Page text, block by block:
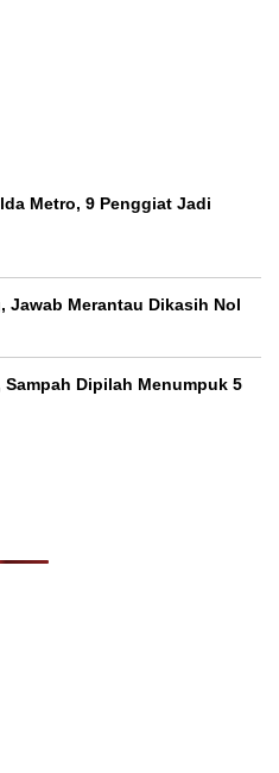
Metro, 9 Penggiat Jadi
Jawab Merantau Dikasih Nol
Sampah Dipilah Menumpuk 5